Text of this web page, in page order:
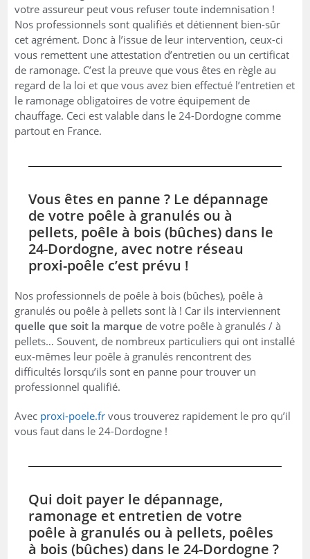
votre assureur peut vous refuser toute indemnisation !
Nos professionnels sont qualifiés et détiennent bien-sûr
cet agrément. Donc à l’issue de leur intervention, ceux-ci
vous remettent une attestation d’entretien ou un certificat
de ramonage. C’est la preuve que vous êtes en règle au
regard de la loi et que vous avez bien effectué l’entretien et
le ramonage obligatoires de votre équipement de
chauffage. Ceci est valable dans le 24-Dordogne comme
partout en France.
Vous êtes en panne ? Le dépannage
de votre poêle à granulés ou à
pellets, poêle à bois (bûches) dans le
24-Dordogne, avec notre réseau
proxi-poêle c’est prévu !
Nos professionnels de poêle à bois (bûches), poêle à
granulés ou poêle à pellets sont là ! Car ils interviennent
quelle que soit la marque de votre poêle à granulés / à
pellets… Souvent, de nombreux particuliers qui ont installé
eux-mêmes leur poêle à granulés rencontrent des
difficultés lorsqu’ils sont en panne pour trouver un
professionnel qualifié.
Avec proxi-poele.fr vous trouverez rapidement le pro qu’il
vous faut dans le 24-Dordogne !
Qui doit payer le dépannage,
ramonage et entretien de votre
poêle à granulés ou à pellets, poêles
à bois (bûches) dans le 24-Dordogne ?